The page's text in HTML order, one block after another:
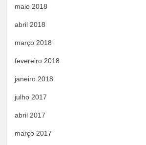
maio 2018
abril 2018
março 2018
fevereiro 2018
janeiro 2018
julho 2017
abril 2017
março 2017